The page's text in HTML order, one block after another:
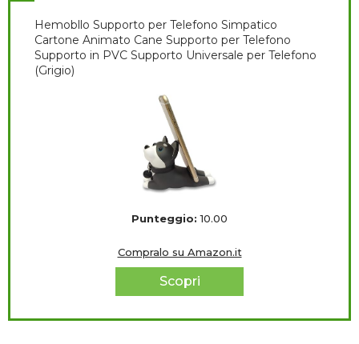
Hemobllo Supporto per Telefono Simpatico
Cartone Animato Cane Supporto per Telefono
Supporto in PVC Supporto Universale per Telefono
(Grigio)
Punteggio:10.00
Compralo su Amazon.it
Scopri